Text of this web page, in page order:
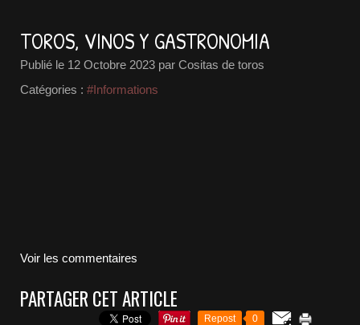
TOROS, VINOS Y GASTRONOMIA
Publié le 12 Octobre 2023 par Cositas de toros
Catégories : #Informations
Voir les commentaires
PARTAGER CET ARTICLE
Repost 0